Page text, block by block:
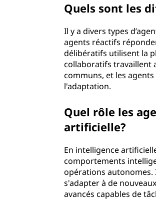
Quels sont les
Il y a divers types
agents réactifs
délibératifs utilisent la
collaboratifs travaillent
communs, et les
l'adaptation.
Quel rôle les
artificielle?
En intelligence
comportements
opérations
s'adapter à de
avancés capables de